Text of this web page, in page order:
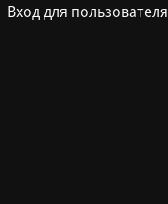
Вход для пользователя